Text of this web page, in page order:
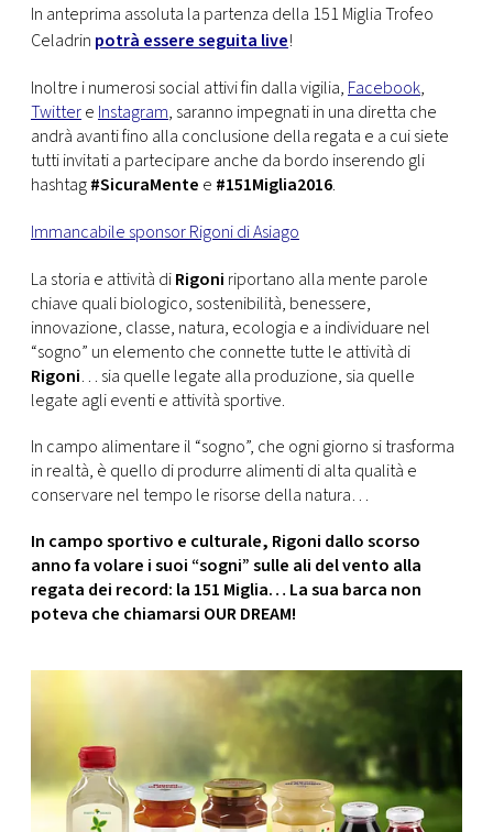
In anteprima assoluta la partenza della 151 Miglia Trofeo
Celadrin potrà essere seguita live!
Inoltre i numerosi social attivi fin dalla vigilia, Facebook,
Twittere Instagram, saranno impegnati in una diretta che
andrà avanti fino alla conclusione della regata e a cui siete
tutti invitati a partecipare anche da bordo inserendo gli
hashtag#SicuraMente e #151Miglia2016.
Immancabile sponsor Rigoni di Asiago
La storia e attività diRigoni riportano alla mente parole
chiave quali biologico, sostenibilità, benessere,
innovazione, classe, natura, ecologia e a individuare nel
“sogno” un elemento che connette tutte le attività di
Rigoni… sia quelle legate alla produzione, sia quelle
legate agli eventi e attività sportive.
In campo alimentare il “sogno”, che ogni giorno si trasforma
in realtà, è quello di produrre alimenti di alta qualità e
conservare nel tempo le risorse della natura…
In campo sportivo e culturale, Rigoni dallo scorso
anno fa volare i suoi “sogni” sulle ali del vento alla
regata dei record: la 151 Miglia… La sua barca non
poteva che chiamarsi OUR DREAM!